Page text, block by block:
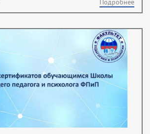
Подробнее